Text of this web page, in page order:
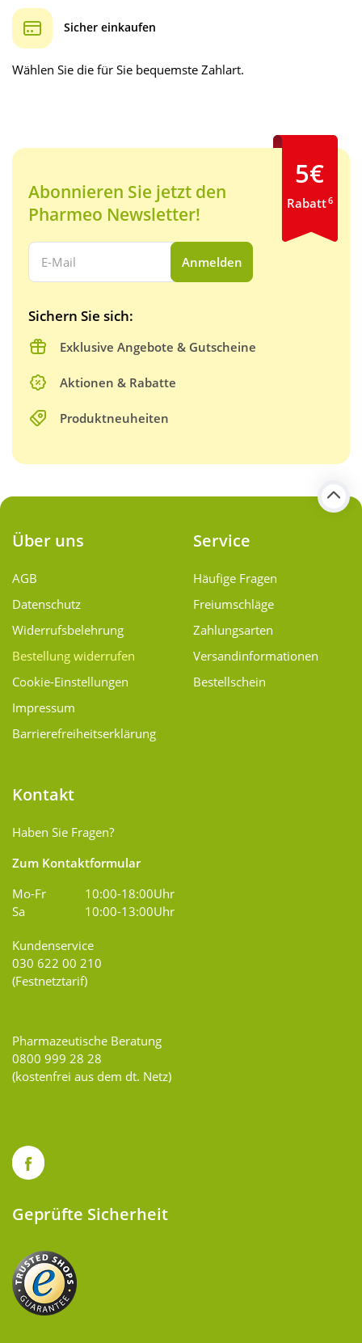
Sicher einkaufen
Wählen Sie die für Sie bequemste Zahlart.
Abonnieren Sie jetzt den
Pharmeo Newsletter!
Ihre E-Mail Adresse:
Anmelden
Sichern Sie sich:
Exklusive Angebote & Gutscheine
Aktionen & Rabatte
Produktneuheiten
5€
Rabatt6
Über uns
AGB
Datenschutz
Widerrufsbelehrung
Bestellung widerrufen
Cookie-Einstellungen
Impressum
Barrierefreiheitserklärung
Service
Häufige Fragen
Freiumschläge
Zahlungsarten
Versand­informationen
Bestellschein
Kontakt
Haben Sie Fragen?
Zum Kontaktformular
Mo-Fr
10:00-18:00Uhr
Sa
10:00-13:00Uhr
Kundenservice
030 622 00 210
(Festnetztarif)
Pharmazeutische Beratung
0800 999 28 28
(kostenfrei aus dem dt. Netz)
Geprüfte Sicherheit